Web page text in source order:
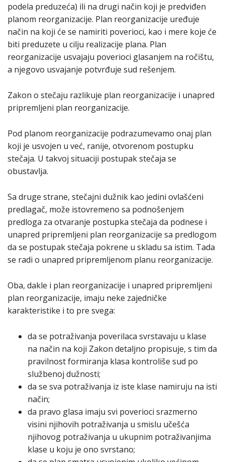
podela preduzeća) ili na drugi način koji je predviđen
planom reorganizacije. Plan reorganizacije uređuje
način na koji će se namiriti poverioci, kao i mere koje će
biti preduzete u cilju realizacije plana. Plan
reorganizacije usvajaju poverioci glasanjem na ročištu,
a njegovo usvajanje potvrđuje sud rešenjem.
Zakon o stečaju razlikuje plan reorganizacije i unapred
pripremljeni plan reorganizacije.
Pod planom reorganizacije podrazumevamo onaj plan
koji je usvojen u već, ranije, otvorenom postupku
stečaja. U takvoj situaciji postupak stečaja se
obustavlja.
Sa druge strane, stečajni dužnik kao jedini ovlašćeni
predlagač, može istovremeno sa podnošenjem
predloga za otvaranje postupka stečaja da podnese i
unapred pripremljeni plan reorganizacije sa predlogom
da se postupak stečaja pokrene u skladu sa istim. Tada
se radi o unapred pripremljenom planu reorganizacije.
Oba, dakle i plan reorganizacije i unapred pripremljeni
plan reorganizacije, imaju neke zajedničke
karakteristike i to pre svega:
da se potraživanja poverilaca svrstavaju u klase
na način na koji Zakon detaljno propisuje, s tim da
pravilnost formiranja klasa kontroliše sud po
službenoj dužnosti;
da se sva potraživanja iz iste klase namiruju na isti
način;
da pravo glasa imaju svi poverioci srazmerno
visini njihovih potraživanja u smislu učešća
njihovog potraživanja u ukupnim potraživanjima
klase u koju je ono svrstano;